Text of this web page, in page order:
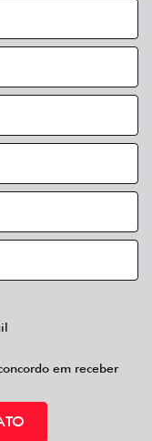
em receber